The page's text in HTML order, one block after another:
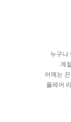
누구나
계
어깨는
플레어